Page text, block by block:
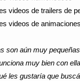
videos de trailers de
videos de
son aún muy
muy bien con
les gustaría que